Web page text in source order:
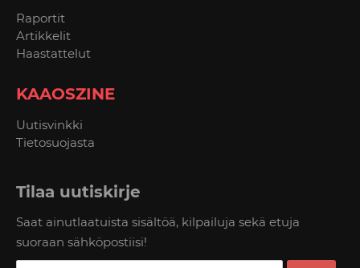
Raportit
Artikkelit
Haastattelut
KAAOSZINE
Uutisvinkki
Tietosuojasta
Tilaa uutiskirje
Saat ainutlaatuista sisältöä, kilpailuja sekä etuja
suoraan sähköpostiisi!